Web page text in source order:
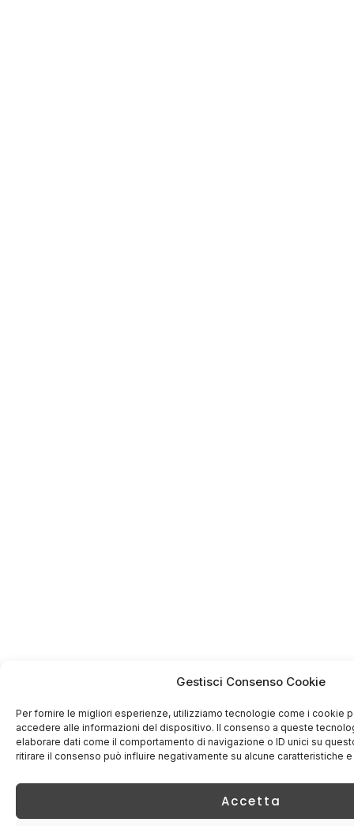
Gestisci Consenso Cookie
Per fornire le migliori esperienze, utilizziamo tecnologie come i cookie
accedere alle informazioni del dispositivo. Il consenso a queste
elaborare dati come il comportamento di navigazione o ID unici su
ritirare il consenso può influire negativamente su alcune caratteristiche
Accetta